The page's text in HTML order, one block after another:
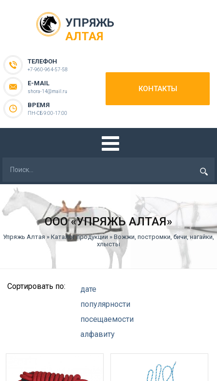
УПРЯЖЬ
АЛТАЯ
ТЕЛЕФОН
+7-960-964-57-58
E-MAIL
shora-14@mail.ru
ВРЕМЯ
ПН-СБ 9:00-17:00
КОНТАКТЫ
ООО «УПРЯЖЬ АЛТАЯ»
Упряжь Алтая » Каталог продукции » Вожжи, постромки, бичи, нагайки,
хлысты
Сортировать по:
дате
популярности
посещаемости
алфавиту